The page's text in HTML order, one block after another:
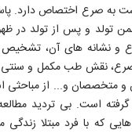
100 پرسش و پاسخ است به صرع
تولد و پس از تولد در
و نشانه های آن، تشخیص
صرع، نقش طب مکمل و
و متخصصان و... از مباحثی
است. بی تردید مطالعه
هایی که با فرد مبتلا